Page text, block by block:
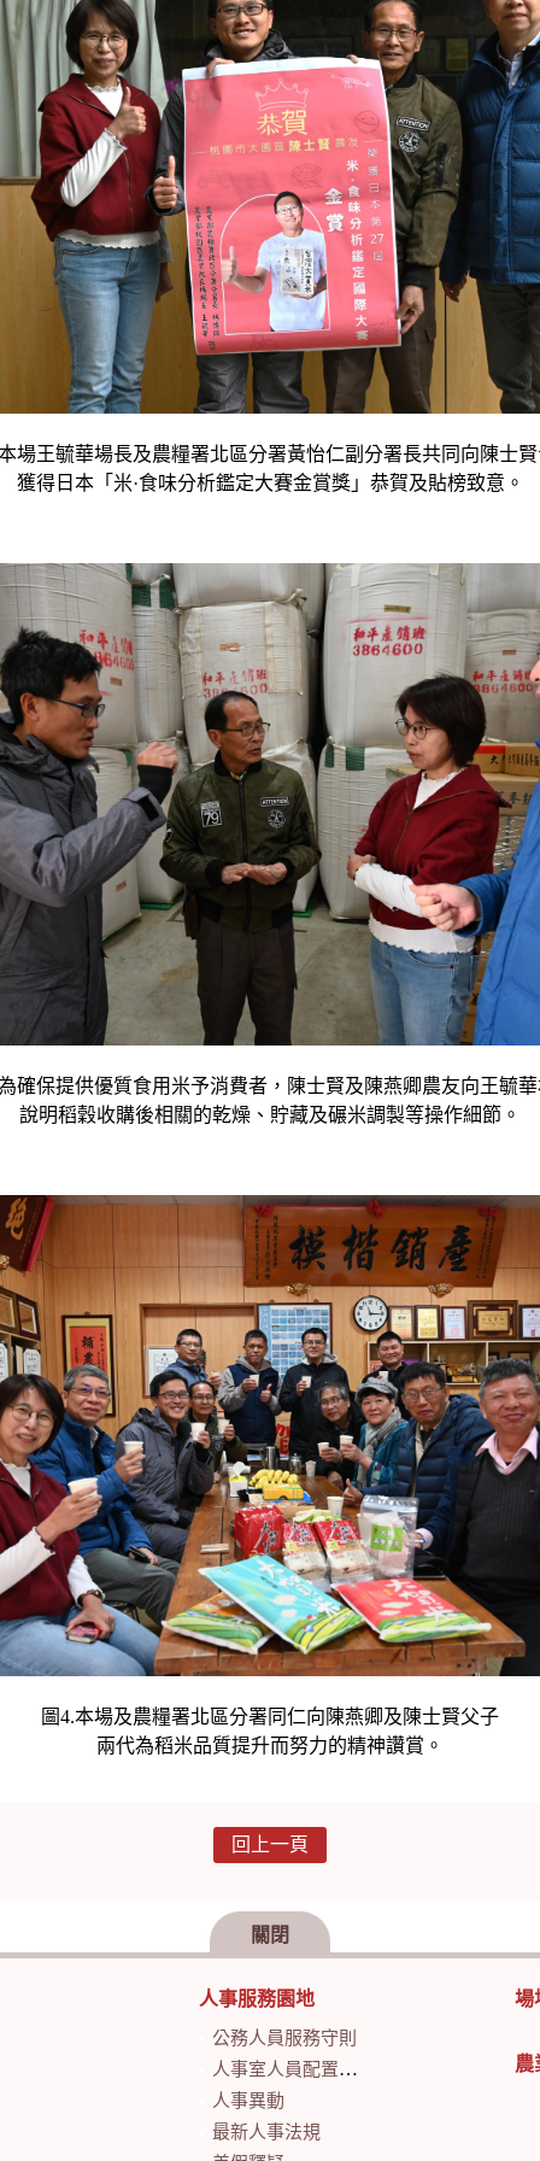
場王毓華場長及農糧署北區分署黃怡仁副分署長共同向陳士
獲得日本「米·食味分析鑑定大賽金賞獎」恭賀及貼榜致意。
確保提供優質食用米予消費者，陳士賢及陳燕卿農友向王毓
說明稻穀收購後相關的乾燥、貯藏及碾米調製等操作細節。
圖4.本場及農糧署北區分署同仁向陳燕卿及陳士賢父子
兩代為稻米品質提升而努力的精神讚賞。
回上一頁
關閉
人事服務園地
公務人員服務守則
人事室人員配置及業務職掌
人事異動
最新人事法規
場
農